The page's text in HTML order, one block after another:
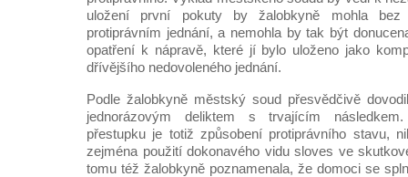
uložení první pokuty by žalobkyně mohla bez
protiprávním jednání, a nemohla by tak být
opatření k nápravě, které jí bylo uloženo jako
dřívějšího nedovoleného jednání.
Podle žalobkyně městský soud přesvědčivě
jednorázovým deliktem s trvajícím
přestupku je totiž způsobení protiprávního stavu,
zejména použití dokonavého vidu sloves ve
tomu též žalobkyně poznamenala, že domoci se